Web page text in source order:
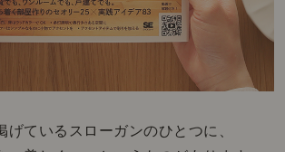
げているスローガンのひとつに、